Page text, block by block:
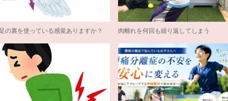
の裏を使っている感覚ありますか？ 肉離れを何回も繰り返してしまう